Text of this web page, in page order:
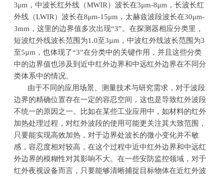
3μm ，中波长红外线（MWIR）波长在3μm-8μm ，长波长红
外线（LWIR）波长在8μm-15μm ，太赫兹波段波长在30μm-
3mm ，这里的边界值多次出现“3”。在探测器相应分类里，
短波红外线波长范围为1.0至3µm ，中波红外线波长范围为3
至5µm ，也体现了“3”在分类中的关键作用，并且这些分类
中的边界值也涉及到近中红外边界和中远红外边界在不同分
类体系中的情况。
由于不同的应用场景、测量技术与研究需求，对于波段
边界的精确位置存在一定的容忍空间，这也是导致红外波段
不统一的原因之一。比如在某些工业应用中，如材料的红外
加热处理过程，对红外波段的使用可能更关注其大致范围，
只要能实现高效加热，对于边界处波长的微小变化并不敏
感，容忍度相对较高，在这个过程中近中红外边界和中远红
外边界的模糊性对其影响不大。在一些安防监控领域，对于
红外夜视设备而言，只要能够清晰捕捉目标物体在近红外波